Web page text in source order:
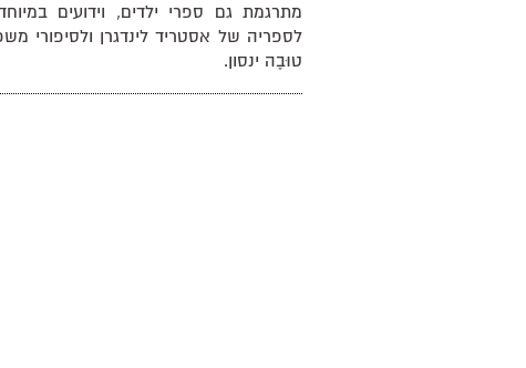
מתרגמת גם ספרי ילדים, וידועים
לספריה של אסטריד לינדגרן ולסיפורי
טוּבֶה ינסון.